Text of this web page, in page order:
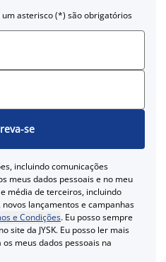
asterisco (*) são obrigatórios
se
incluindo comunicações
meus dados pessoais e no meu
média de terceiros, incluindo
lançamentos e campanhas
e Condições. Eu posso sempre
site da JYSK. Eu posso ler mais
os meus dados pessoais na